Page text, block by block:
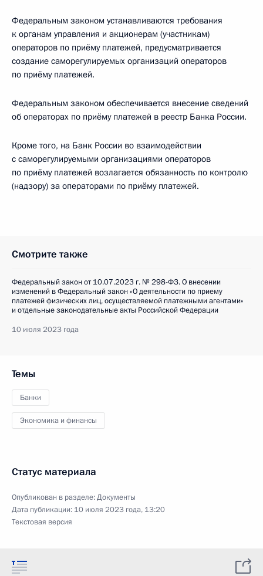
Федеральным законом устанавливаются требования
к органам управления и акционерам (участникам)
операторов по приёму платежей, предусматривается
создание саморегулируемых организаций операторов
по приёму платежей.
Федеральным законом обеспечивается внесение сведений
об операторах по приёму платежей в реестр Банка России.
Кроме того, на Банк России во взаимодействии
с саморегулируемыми организациями операторов
по приёму платежей возлагается обязанность по контролю
(надзору) за операторами по приёму платежей.
Смотрите также
Федеральный закон от 10.07.2023 г. № 298-ФЗ. О внесении
изменений в Федеральный закон «О деятельности по приему
платежей физических лиц, осуществляемой платежными агентами»
и отдельные законодательные акты Российской Федерации
10 июля 2023 года
Темы
Банки
Экономика и финансы
Статус материала
Опубликован в разделе:Документы
Дата публикации: 10 июля 2023 года, 13:20
Текстовая версия